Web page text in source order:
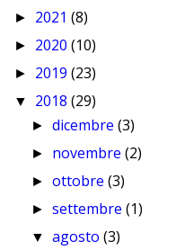
► 2021 (8)
► 2020 (10)
► 2019 (23)
▼ 2018 (29)
►dicembre(3)
► novembre(2)
►ottobre(3)
►settembre(1)
▼agosto(3)